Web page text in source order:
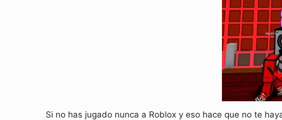
Si no has jugado nunca a Roblox y eso hace que no te